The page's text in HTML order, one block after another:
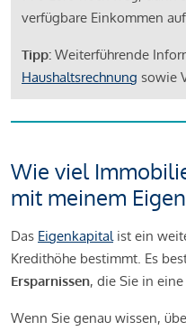
verfügbare Einkommen
Tipp: Weiterführende
Haushaltsrechnung sowie
Wie viel
mit meinem
Das Eigenkapitalist ein
Kredithöhe bestimmt. Es
Ersparnissen, die Sie in
Wenn Sie genau wissen,